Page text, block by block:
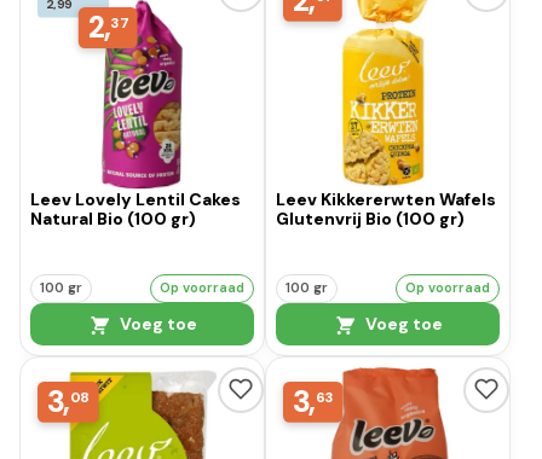
2,37
Leev Lovely Lentil Cakes
Natural Bio (100 gr)
100 gr Op voorraad
Voeg toe
Leev Kikkererwten Wafels
Glutenvrij Bio (100 gr)
100 gr Op voorraad
Voeg toe
3,08 3,63